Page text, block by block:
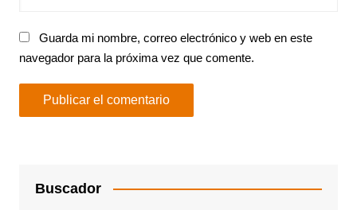
Guarda mi nombre, correo electrónico y web en este
navegador para la próxima vez que comente.
Buscador